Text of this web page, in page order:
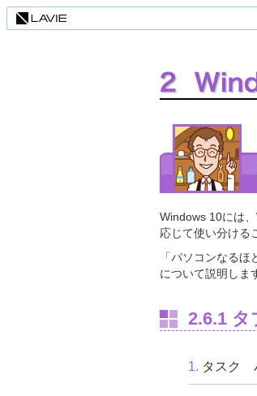
Windows 10には
応じて使い分ける
「パソコンなる
について説明しま
2.6.1 タ
1. タスク